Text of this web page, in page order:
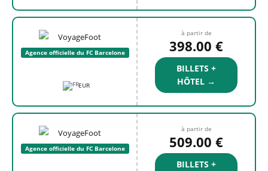
Agence officielle du FC Barcelone
EUR
à partir de
398.00 €
BILLETS +
HÔTEL →
Agence officielle du FC Barcelone
à partir de
509.00 €
BILLETS +